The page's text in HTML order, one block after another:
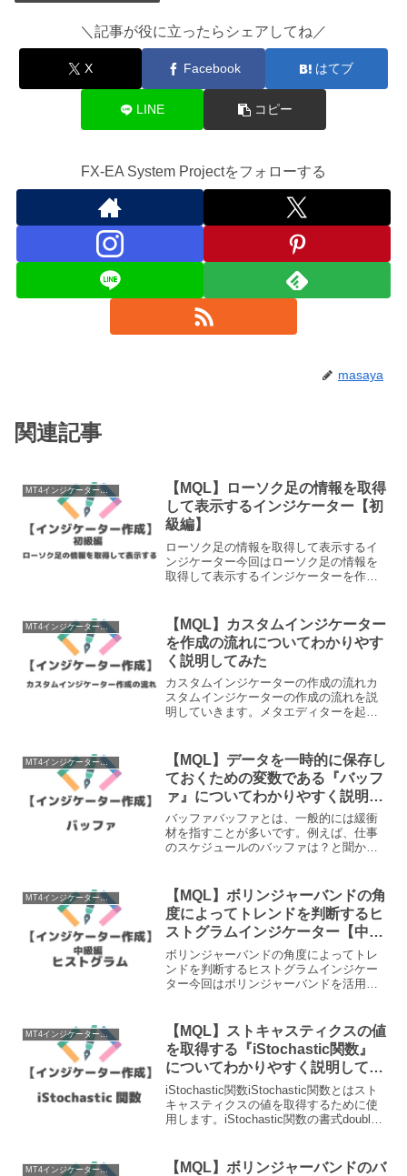
＼記事が役に立ったらシェアしてね／
X Facebook はてブ
LINE コピー
FX-EA System Projectをフォローする
masaya
関連記事
MT4インジケーター作成
【MQL】ローソク足の情報を取得
して表示するインジケーター【初
級編】
ローソク足の情報を取得して表示するイ
ンジケーター今回はローソク足の情報を
取得して表示するインジケーターを作成
終値メタエディタ（MetaEditor）を立ち
上げる...
MT4インジケーター作成
【MQL】カスタムインジケーター
を作成の流れについてわかりやす
く説明してみた
カスタムインジケーターの作成の流れカ
スタムインジケーターの作成の流れを説
明していきます。メタエディターを起動
ツール→メタエディタ フォルダのアイコ
ンでメタ...
MT4インジケーター作成
【MQL】データを一時的に保存し
ておくための変数である『バッフ
ァ』についてわかりやすく説明し
てみた
バッファバッファとは、一般的には緩衝
材を指すことが多いです。例えば、仕事
のスケジュールのバッファは？と聞かれ
グラミングではバッファをデータの保管
領域のことを指しています...
MT4インジケーター作成
【MQL】ボリンジャーバンドの角
度によってトレンドを判断するヒ
ストグラムインジケーター【中級
者】
ボリンジャーバンドの角度によってトレ
ンドを判断するヒストグラムインジケー
ター今回はボリンジャーバンドを活用し
ーターは難しそうだと感じますが、実は
仕組みさえ理解してしまえ...
MT4インジケーター作成
【MQL】ストキャスティクスの値
を取得する『iStochastic関数』
についてわかりやすく説明してみ
た
iStochastic関数iStochastic関数とはスト
キャスティクスの値を取得するために使
用します。iStochastic関数の書式double
MT4インジケーター作成
【MQL】ボリンジャーバンドのバ